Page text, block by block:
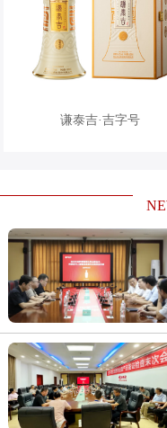
谦泰吉·吉字号